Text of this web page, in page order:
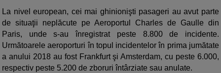
La nivel european, cei mai ghinionişti pasageri au avut parte
de situaţii neplăcute pe Aeroportul Charles de Gaulle din
Paris, unde s-au înregistrat peste 8.800 de incidente.
Următoarele aeroporturi în topul incidentelor în prima jumătate
a anului 2018 au fost Frankfurt şi Amsterdam, cu peste 6.000,
respectiv peste 5.200 de zboruri întârziate sau anulate.